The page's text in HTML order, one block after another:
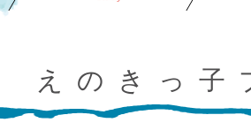
えのきっ子